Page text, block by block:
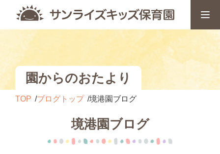
園からのおたより
TOP ブログトップ 境港園ブログ
境港園ブログ